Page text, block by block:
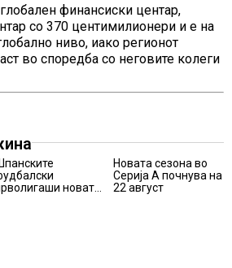
финансиски центар,
со 370 центимилионери и е на
ниво, иако регионот
во споредба со неговите колеги
новата
Новата сезона во
Серија А почнува на
22 август